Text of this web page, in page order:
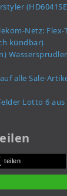
Netz:
kündbar)
alle Sale-
Lotto 6 aus
teilen